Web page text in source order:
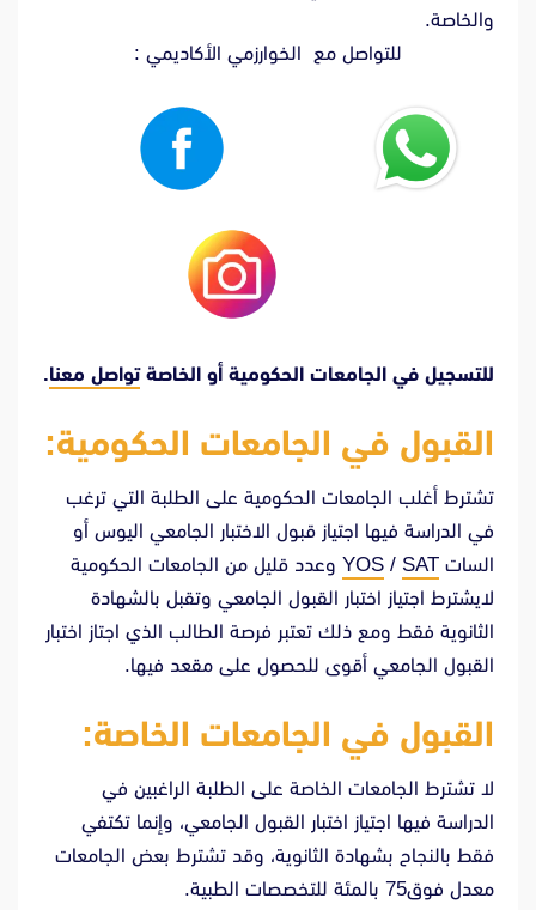
والخاصة.
للتواصل مع الخوارزمي الأكاديمي :
للتسجيل في الجامعات الحكومية أو الخاصةتواصل معنا.
القبول في الجامعات الحكومية:
تشترط أغلب الجامعات الحكومية على الطلبة التي ترغب
في الدراسة فيها اجتياز قبول الاختبار الجامعي اليوس أو
السات
YOS / SAT
وعدد قليل من الجامعات الحكومية
لايشترط اجتياز اختبار القبول الجامعي وتقبل بالشهادة
الثانوية فقط ومع ذلك تعتبر فرصة الطالب الذي اجتاز اختبار
القبول الجامعي أقوى للحصول على مقعد فيها.
القبول في الجامعات الخاصة:
لا تشترط الجامعات الخاصة على الطلبة الراغبين في
الدراسة فيها اجتياز اختبار القبول الجامعي، وإنما تكتفي
فقط بالنجاح بشهادة الثانوية، وقد تشترط بعض الجامعات
معدل فوق75 بالمئة للتخصصات الطبية.